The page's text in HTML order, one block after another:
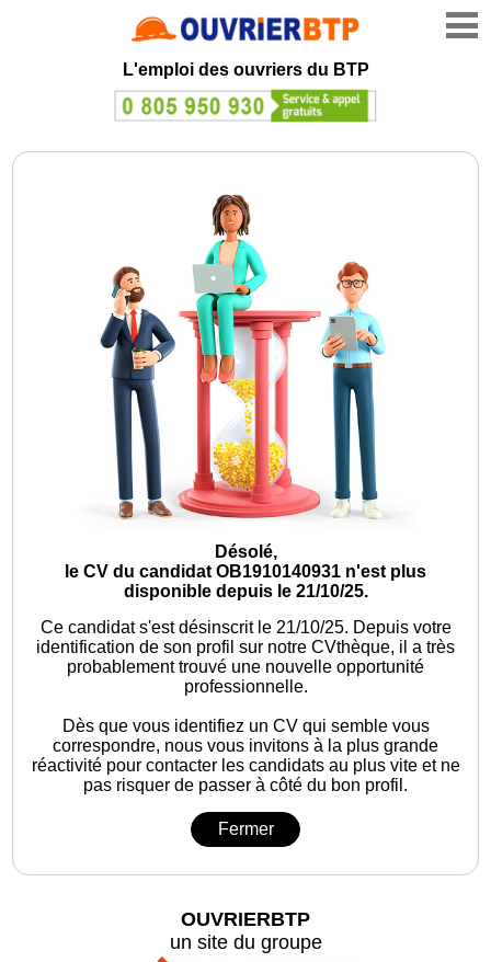
L'emploi des ouvriers du BTP
Désolé,
le CV du candidat OB1910140931 n'est plus
disponible depuis le 21/10/25.
Ce candidat s'est désinscrit le 21/10/25. Depuis votre
identification de son profil sur notre CVthèque, il a très
probablement trouvé une nouvelle opportunité
professionnelle.
Dès que vous identifiez un CV qui semble vous
correspondre, nous vous invitons à la plus grande
réactivité pour contacter les candidats au plus vite et ne
pas risquer de passer à côté du bon profil.
Fermer
OUVRIERBTP
un site du groupe